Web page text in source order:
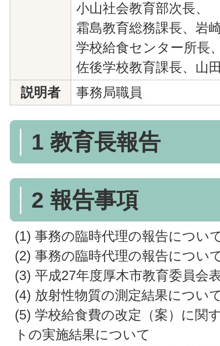
小山社会教育部次長、
霜島教育総務課長、岩
学校給食センター所長
佐後学校教育課長、山
説明者
事務局職員
1 教育長報告
2 報告事項
(1) 事務の臨時代理の報告につい
(2) 事務の臨時代理の報告につい
(3) 平成27年度厚木市教育委員会
(4) 放射性物質の測定結果につい
(5) 学校給食費の改定（案）に関
トの実施結果について